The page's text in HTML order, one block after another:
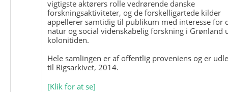
vigtigste aktørers rolle vedrørende danske
forskningsaktiviteter, og de forskelligartede kilder
appellerer samtidig til publikum med interesse for
natur og social videnskabelig forskning i Grønland
kolonitiden.
Hele samlingen er af offentlig proveniens og er
til Rigsarkivet, 2014.
[Klik for at se]